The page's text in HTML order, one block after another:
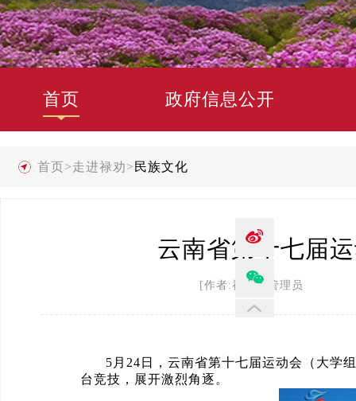
首页 政府信息公开
首页>走进禄劝> 民族文化
云南省第十七届
[作者:禄劝县管理员 发
5月24日，云南省第十七届运动会（大学
台竞技，展开激烈角逐。